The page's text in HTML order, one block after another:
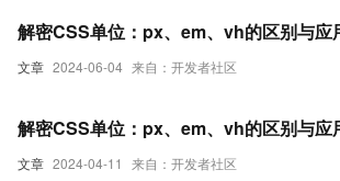
文章 2024-06-04 来自：开发者社区
解密CSS单位：px、em、vh的区别与应
文章 2024-04-11 来自：开发者社区
解密CSS单位：px、em、vh的区别与应